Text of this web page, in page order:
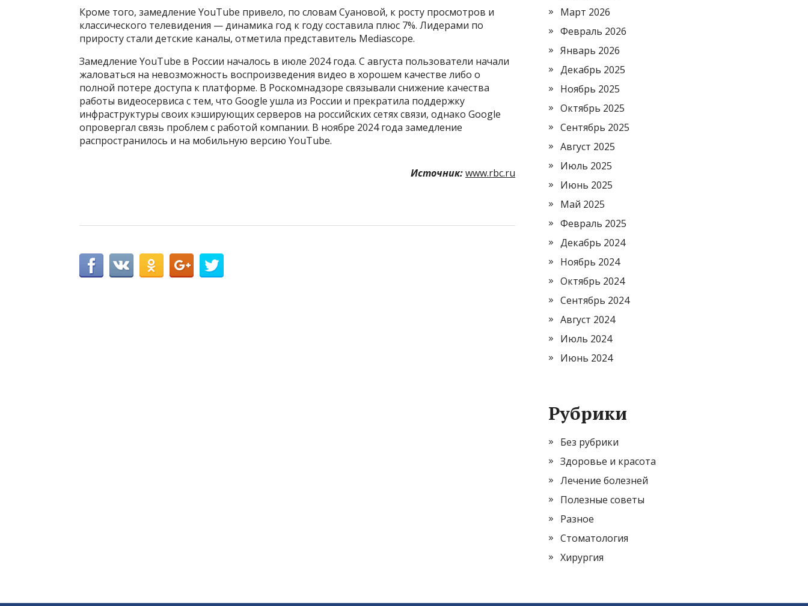
Кроме того, замедление YouTube привело, по словам Суановой, к росту просмотров и
классического телевидения — динамика год к году составила плюс 7%. Лидерами по
приросту стали детские каналы, отметила представитель Mediascope.
Замедление YouTube в России началось в июле 2024 года. С августа пользователи начали
жаловаться на невозможность воспроизведения видео в хорошем качестве либо о
полной потере доступа к платформе. В Роскомнадзоре связывали снижение качества
работы видеосервиса с тем, что Google ушла из России и прекратила поддержку
инфраструктуры своих кэширующих серверов на российских сетях связи, однако Google
опровергал связь проблем с работой компании. В ноябре 2024 года замедление
распространилось и на мобильную версию YouTube.
Источник:www.rbc.ru
Март 2026
Февраль 2026
Январь 2026
Декабрь 2025
Ноябрь 2025
Октябрь 2025
Сентябрь 2025
Август 2025
Июль 2025
Июнь 2025
Май 2025
Февраль 2025
Декабрь 2024
Ноябрь 2024
Октябрь 2024
Сентябрь 2024
Август 2024
Июль 2024
Июнь 2024
Рубрики
Без рубрики
Здоровье и красота
Лечение болезней
Полезные советы
Разное
Стоматология
Хирургия